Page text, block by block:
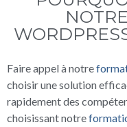
Faire appel à notre
choisir une solution
rapidement des
choisissant notre